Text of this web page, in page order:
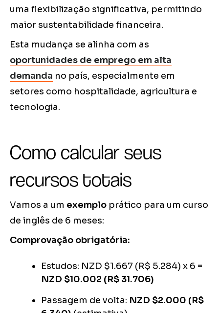
uma flexibilização significativa, permitindo
maior sustentabilidade financeira.
Esta mudança se alinha com as
oportunidades de emprego em alta
demanda no país, especialmente em
setores como hospitalidade, agricultura e
tecnologia.
Como calcular seus
recursos totais
Vamos a um exemplo prático para um curso
de inglês de 6 meses:
Comprovação obrigatória:
Estudos: NZD $1.667 (R$ 5.284) x 6 =
NZD $10.002 (R$ 31.706)
Passagem de volta: NZD $2.000 (R$